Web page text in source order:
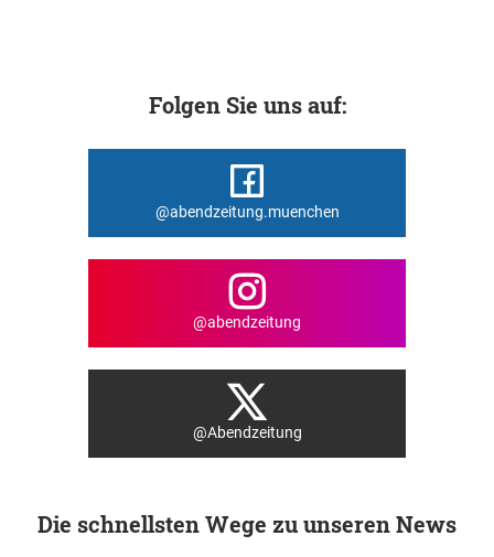
Folgen Sie uns auf:
@abendzeitung.muenchen
@abendzeitung
@Abendzeitung
Die schnellsten Wege zu unseren News